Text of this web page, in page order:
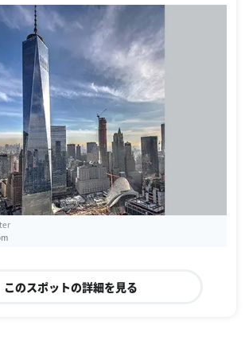
このスポットの詳細を見る